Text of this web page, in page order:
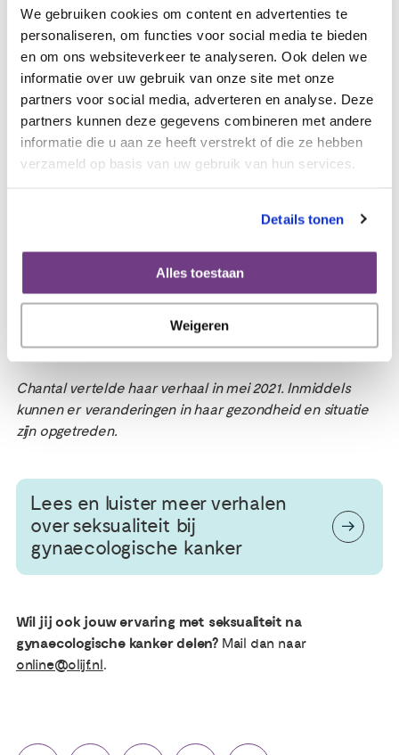
We gebruiken cookies om content en advertenties te
personaliseren, om functies voor social media te bieden
en om ons websiteverkeer te analyseren. Ook delen we
informatie over uw gebruik van onze site met onze
partners voor social media, adverteren en analyse. Deze
partners kunnen deze gegevens combineren met andere
informatie die u aan ze heeft verstrekt of die ze hebben
verzameld op basis van uw gebruik van hun services.
Details tonen
Alles toestaan
Weigeren
Ondanks alle vriendelijke mensen om haar heen, zowel in
het ziekenhuis als uit haar omgeving, moet je de
behandelingen toch alleen doorstaan. Lange eenzame
nachten als ze wakker was met de angst het niet te
overleven.
Door corona gaat deze eenzaamheid maar door. “Ik ben
er zo aan toe om te gaan feesten, om te daten, om weer
“Je hebt je leven weer terug, vier het leven!”, “Laat je
seksualiteit weer toe!” en als het weer kan: “ Goed
Chantal vertelde haar verhaal in mei 2021. Inmiddels
kunnen er veranderingen in haar gezondheid en situatie
zijn opgetreden.
Lees en luister meer verhalen
over seksualiteit bij
gynaecologische kanker
Wil jij ook jouw ervaring met seksualiteit na
gynaecologische kanker delen? Mail dan naar
online@olijf.nl.